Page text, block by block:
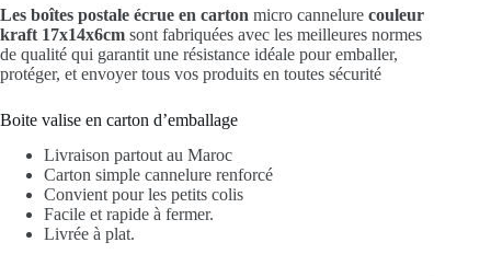
د.م. 90,00
à
د.م. 340,00
Les boîtes postale écrue en carton micro cannelure couleur
kraft 17x14x6cm sont fabriquées avec les meilleures normes
de qualité qui garantit une résistance idéale pour emballer,
protéger, et envoyer tous vos produits en toutes sécurité
Boite valise en carton d’emballage
Livraison partout au Maroc
Carton simple cannelure renforcé
Convient pour les petits colis
Facile et rapide à fermer.
Livrée à plat.